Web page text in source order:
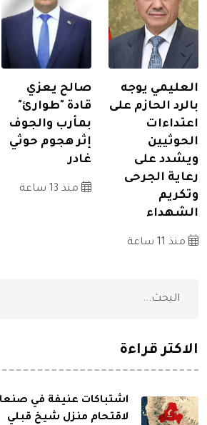
العليمي يوجه
بالرد الحازم على
اعتداءات
الحوثيين
ويشدد على
رعاية الجرحى
وتكريم
الشهداء
منذ 11 ساعة
صالح يعزي
قادة "طوارئ"
بمأرب والجوف
إثر هجوم حوثي
غادر
منذ 13 ساعة
الاكثر قراءة
اشتباكات عنيفة في
لاقتحام منزل شيخ قبلي